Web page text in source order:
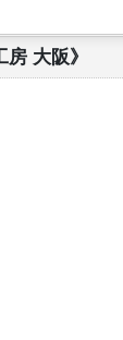
房 大阪》